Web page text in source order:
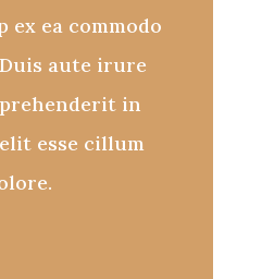
ea commodo
aute irure
in
esse cillum